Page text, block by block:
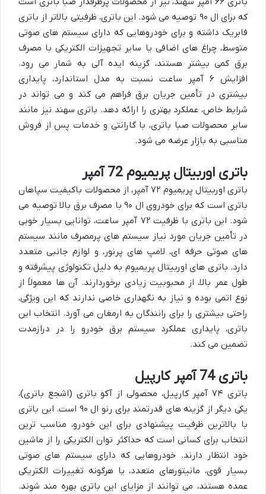
که برای ال ۹۰ توصیه می شود. این باتری، ظرفیتی بالاتر از باتری
فابریک داشته و برای خودروهایی که دارای سیستم های صوتی
متوسط، چراغ های اضافی یا سایر تجهیزات الکتریکی با مصرف
برق کمی بیشتر هستند، گزینه ایده آلی به شمار می رود.
افزایش ۶ آمپر ساعت نسبت به مدل استاندارد، پایداری
بیشتری در تأمین جریان برق فراهم می کند و می تواند در
شرایط خاص، عملکرد بهتری را ارائه دهد. باتری سهند نیز مانند
سایر محصولات صبا باتری، با گارانتی و خدمات پس از فروش
مناسبی به بازار عرضه می شود.
باتری اوربیتال پریمیوم 72 آمپر
باتری اوربیتال پریمیوم ۷۲ آمپر، از محصولات باکیفیت سپاهان
باتری است که برای خودروی ال ۹۰ با مصرف برق بالا توصیه می
شود. این باتری با ظرفیت ۷۲ آمپر ساعت، توانایی بسیار خوبی
در تأمین جریان مورد نیاز سیستم های پرمصرف مانند سیستم
های صوتی حرفه ای، لامپ های پرنور، و لوازم جانبی متعدد
دارد. باتری های اوربیتال پریمیوم به دلیل تکنولوژی پیشرفته و
طول عمر بالا، از محبوبیت زیادی برخوردارند. آن ها معمولاً از
نوع اتمی بوده و نیاز به نگهداری خاصی ندارند که این ویژگی،
راحتی بیشتری را برای رانندگان به ارمغان می آورد. انتخاب این
باتری، پایداری عملکرد سیستم برق خودرو را در درازمدت
تضمین می کند.
باتری 74 آمپر کارپیل
باتری ۷۴ آمپر کارپیل، محصولی از آکو باتری (اشجع باتری)،
یکی دیگر از گزینه های قدرتمند برای رنو ال ۹۰ است. این باتری
با بالاترین ظرفیت پیشنهادی برای این خودرو، مناسب ترین
انتخاب برای کسانی است که حداکثر توان الکتریکی را از ماشین
خود انتظار دارند. خودروهایی که دارای سیستم های صوتی
بسیار قوی، مانیتورهای متعدد، یا هرگونه تغییرات الکتریکی
عمده هستند، می توانند از مزایای این باتری بهره مند شوند.